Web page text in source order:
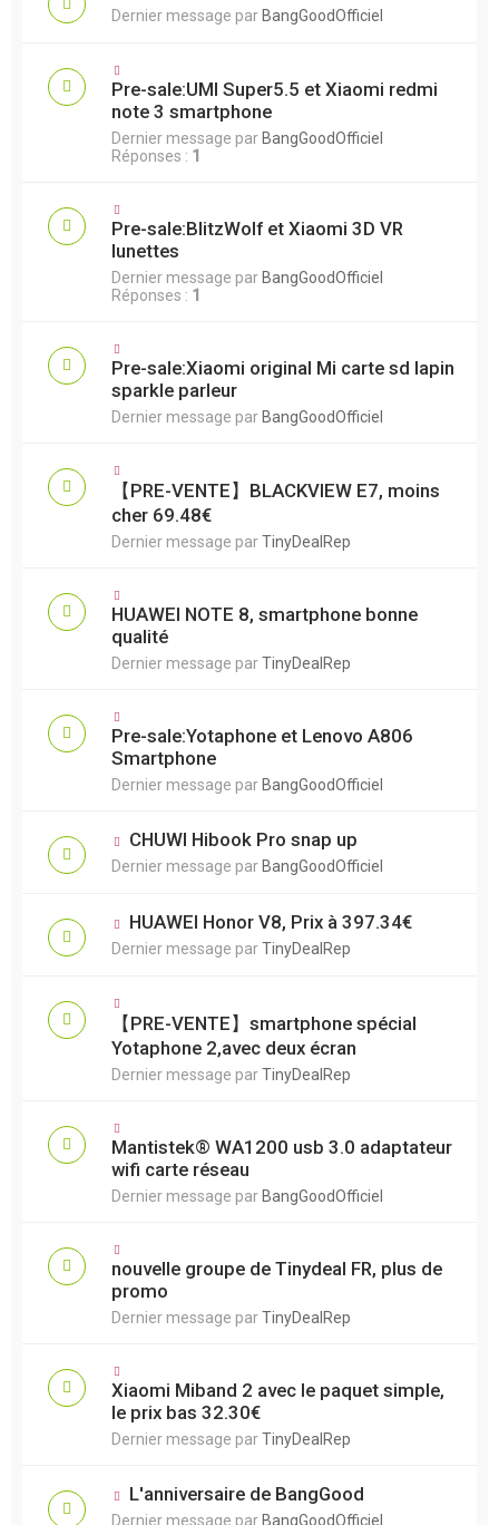
Dernier message par BangGoodOfficiel
Pre-sale:UMI Super5.5 et Xiaomi redmi
note 3 smartphone
Dernier message par BangGoodOfficiel
Réponses : 1
Pre-sale:BlitzWolf et Xiaomi 3D VR
lunettes
Dernier message par BangGoodOfficiel
Réponses : 1
Pre-sale:Xiaomi original Mi carte sd lapin
sparkle parleur
Dernier message par BangGoodOfficiel
【PRE-VENTE】BLACKVIEW E7, moins
cher 69.48€
Dernier message parTinyDealRep
HUAWEI NOTE 8, smartphone bonne
qualité
Dernier message parTinyDealRep
Pre-sale:Yotaphone et Lenovo A806
Smartphone
Dernier message par BangGoodOfficiel
CHUWI Hibook Pro snap up
Dernier message par BangGoodOfficiel
HUAWEI Honor V8, Prix à 397.34€
Dernier message parTinyDealRep
【PRE-VENTE】smartphone spécial
Yotaphone 2,avec deux écran
Dernier message parTinyDealRep
Mantistek® WA1200 usb 3.0 adaptateur
wifi carte réseau
Dernier message par BangGoodOfficiel
nouvelle groupe de Tinydeal FR, plus de
promo
Dernier message parTinyDealRep
Xiaomi Miband 2 avec le paquet simple,
le prix bas 32.30€
Dernier message parTinyDealRep
L'anniversaire de BangGood
Dernier message par BangGoodOfficiel